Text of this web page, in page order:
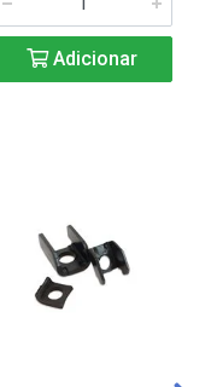
Adicionar